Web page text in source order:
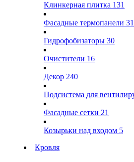
Клинкерная плитка 131
Фасадные термопанели 31
Гидрофобизаторы 30
Очистители 16
Декор 240
Подсистема для
Фасадные сетки 21
Козырьки над входом 5
Кровля